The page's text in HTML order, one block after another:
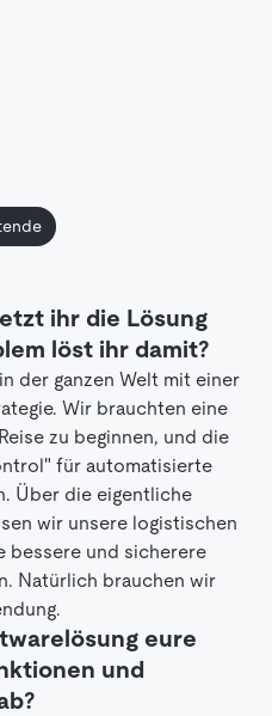
ihr die Lösung
löst ihr damit?
der ganzen Welt mit einer
Wir brauchten eine
zu beginnen, und die
für automatisierte
Über die eigentliche
wir unsere logistischen
bessere und sicherere
Natürlich brauchen wir
eure
und